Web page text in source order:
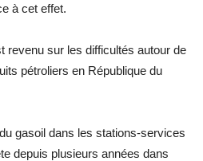
à cet effet.
revenu sur les difficultés autour de
pétroliers en République du
gasoil dans les stations-services
depuis plusieurs années dans